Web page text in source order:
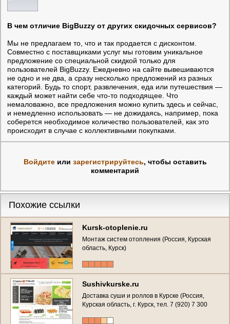
В чем отличие BigBuzzy от других скидочных сервисов?
Мы не предлагаем то, что и так продается с дисконтом.
Совместно с поставщиками услуг мы готовим уникальное
предложение со специальной скидкой только для
пользователей BigBuzzy. Ежедневно на сайте вывешиваются
не одно и не два, а сразу несколько предложений из разных
категорий. Будь то спорт, развлечения, еда или путешествия —
каждый может найти себе что-то подходящее. Что
немаловажно, все предложения можно купить здесь и сейчас,
и немедленно использовать — не дожидаясь, например, пока
соберется необходимое количество пользователей, как это
происходит в случае с коллективными покупками.
Войдитеили зарегистрируйтесь, чтобы оставить
комментарий
Похожие ссылки
Kursk-otoplenie.ru
Монтаж систем отопления (Россия, Курская
область, Курск)
Sushivkurske.ru
Доставка суши и роллов в Курске (Россия,
Курская область, г. Курск, тел. 7 (920) 7 300